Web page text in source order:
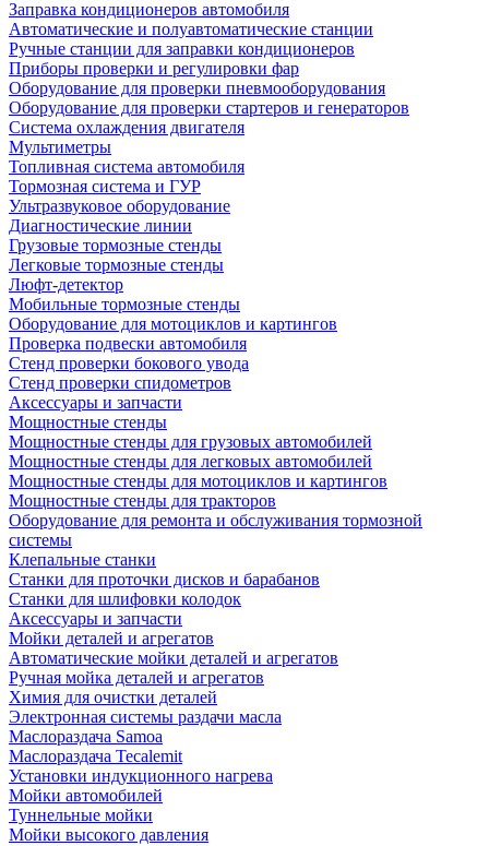
Заправка кондиционеров автомобиля
Автоматические и полуавтоматические станции
Ручные станции для заправки кондиционеров
Приборы проверки и регулировки фар
Оборудование для проверки пневмооборудования
Оборудование для проверки стартеров и генераторов
Система охлаждения двигателя
Мультиметры
Топливная система автомобиля
Тормозная система и ГУР
Ультразвуковое оборудование
Диагностические линии
Грузовые тормозные стенды
Легковые тормозные стенды
Люфт-детектор
Мобильные тормозные стенды
Оборудование для мотоциклов и картингов
Проверка подвески автомобиля
Стенд проверки бокового увода
Стенд проверки спидометров
Аксессуары и запчасти
Мощностные стенды
Мощностные стенды для грузовых автомобилей
Мощностные стенды для легковых автомобилей
Мощностные стенды для мотоциклов и картингов
Мощностные стенды для тракторов
Оборудование для ремонта и обслуживания тормозной
системы
Клепальные станки
Станки для проточки дисков и барабанов
Станки для шлифовки колодок
Аксессуары и запчасти
Мойки деталей и агрегатов
Автоматические мойки деталей и агрегатов
Ручная мойка деталей и агрегатов
Химия для очистки деталей
Электронная системы раздачи масла
Маслораздача Samoa
Маслораздача Tecalemit
Установки индукционного нагрева
Мойки автомобилей
Туннельные мойки
Мойки высокого давления